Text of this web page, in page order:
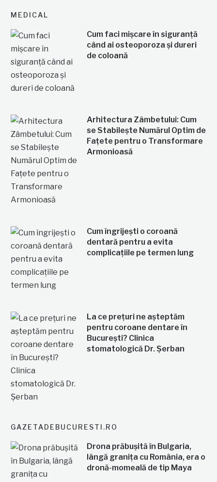
MEDICAL
Cum faci mișcare în siguranță
când ai osteoporoza și dureri
de coloană
Arhitectura Zâmbetului: Cum
se Stabilește Numărul Optim de
Fațete pentru o Transformare
Armonioasă
Cum îngrijești o coroană
dentară pentru a evita
complicațiile pe termen lung
La ce prețuri ne așteptăm
pentru coroane dentare în
București? Clinica
stomatologică Dr. Șerban
GAZETADEBUCURESTI.RO
Drona prăbușită în Bulgaria,
lângă granița cu România, era o
dronă-momeală de tip Maya